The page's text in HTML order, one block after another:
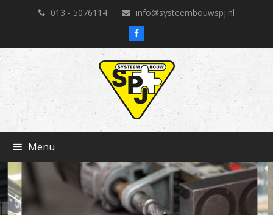
013 - 5076114 info@systeembouwspj.nl
Facebook
Menu